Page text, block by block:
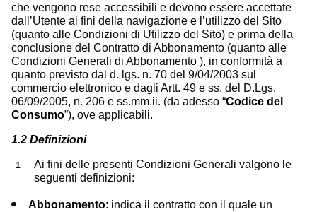
che vengono rese accessibili e devono essere accettate
dall’Utente ai fini della navigazione e l’utilizzo del Sito
(quanto alle Condizioni di Utilizzo del Sito) e prima della
conclusione del Contratto di Abbonamento (quanto alle
Condizioni Generali di Abbonamento ), in conformità a
quanto previsto dal d. lgs. n. 70 del 9/04/2003 sul
commercio elettronico e dagli Artt. 49 e ss. del D.Lgs.
06/09/2005, n. 206 e ss.mm.ii. (da adesso “Codice del
Consumo”), ove applicabili.
1.2 Definizioni
Ai fini delle presenti Condizioni Generali valgono le
seguenti definizioni:
Abbonamento: indica il contratto con il quale un